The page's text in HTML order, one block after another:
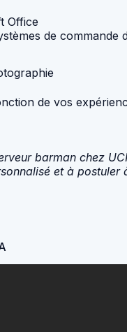
Office
de commande
de vos
barman chez
et à